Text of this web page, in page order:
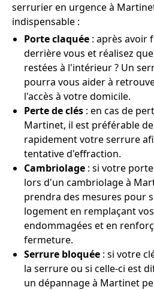
serrurier en urgence à
indispensable :
Porte claquée : après avoir
derrière vous et réalisez
restées à l'intérieur ? Un
pourra vous aider à
l'accès à votre domicile.
Perte de clés : en cas de
Martinet, il est préférable
rapidement votre serrure
tentative d'effraction.
Cambriolage : si votre
lors d'un cambriolage à
prendra des mesures pour
logement en remplaçant
endommagées et en
fermeture.
Serrure bloquée : si votre
la serrure ou si celle-ci est
un dépannage à Martinet